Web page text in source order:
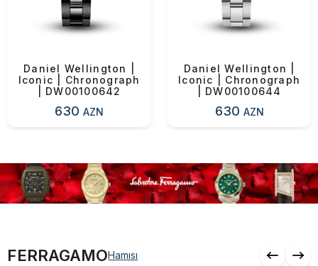
Daniel Wellington |
Iconic | Chronograph
| DW00100642
630AZN
Daniel Wellington |
Iconic | Chronograph
| DW00100644
630 AZN
FERRAGAMOHamısı